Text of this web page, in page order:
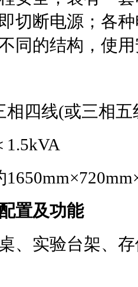
切断电源；各
同的结构，使
相四线(或三相五
1.5kVA
置及功能
、实验台架、